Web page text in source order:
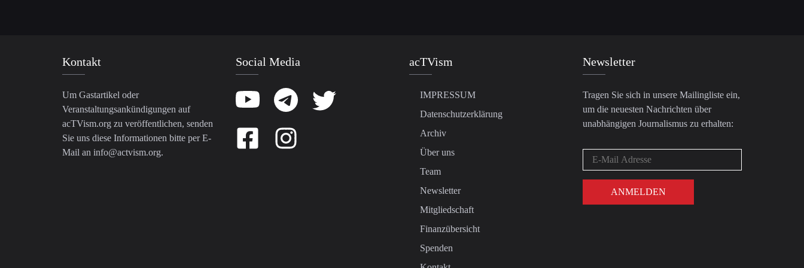
Kontakt
Um Gastartikel oder
Veranstaltungsankündigungen auf
acTVism.org zu veröffentlichen, senden
Sie uns diese Informationen bitte per E-
Mail an info@actvism.org.
Social Media acTVism
IMPRESSUM
Datenschutzerklärung
Archiv
Über uns
Team
Newsletter
Mitgliedschaft
Finanzübersicht
Spenden
Newsletter
Tragen Sie sich in unsere Mailingliste ein,
um die neuesten Nachrichten über
unabhängigen Journalismus zu erhalten: